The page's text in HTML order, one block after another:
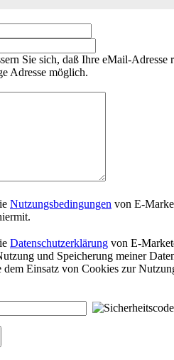
Sie sich, daß Ihre eMail-
Adresse möglich.
Nutzungsbedingungen von E-
Datenschutzerklärung von E-
und Speicherung meiner
dem Einsatz von Cookies zur